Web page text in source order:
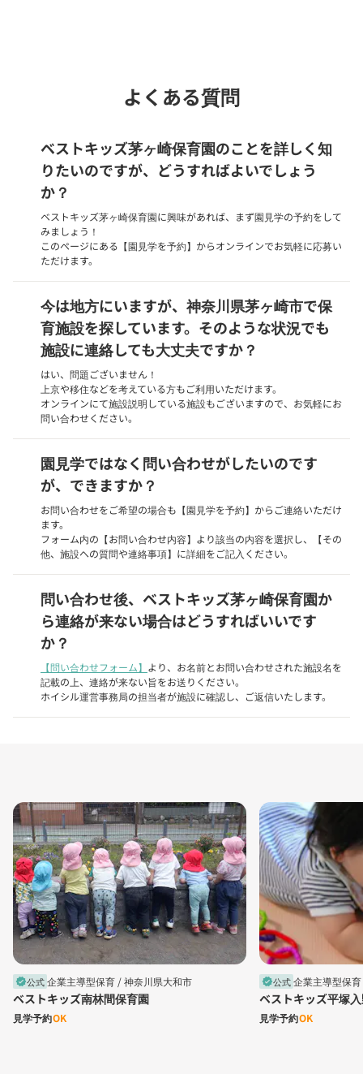
よくある質問
ベストキッズ茅ヶ崎保育園のことを詳しく知
りたいのですが、どうすればよいでしょう
か？
ベストキッズ茅ヶ崎保育園に興味があれば、まず園見学の予約をして
みましょう！
このページにある【園見学を予約】からオンラインでお気軽に応募い
ただけます。
今は地方にいますが、神奈川県茅ヶ崎市で保
育施設を探しています。そのような状況でも
施設に連絡しても大丈夫ですか？
はい、問題ございません！
上京や移住などを考えている方もご利用いただけます。
オンラインにて施設説明している施設もございますので、お気軽にお
問い合わせください。
園見学ではなく問い合わせがしたいのです
が、できますか？
お問い合わせをご希望の場合も【園見学を予約】からご連絡いただけ
ます。
フォーム内の【お問い合わせ内容】より該当の内容を選択し、【その
他、施設への質問や連絡事項】に詳細をご記入ください。
問い合わせ後、ベストキッズ茅ヶ崎保育園か
ら連絡が来ない場合はどうすればいいです
か？
【問い合わせフォーム】 より、お名前とお問い合わせされた施設名を
記載の上、連絡が来ない旨をお送りください。
ホイシル運営事務局の担当者が施設に確認し、ご返信いたします。
verified公式企業主導型保育 /神奈川県大和市
ベストキッズ南林間保育園
見学予約OK
verified公式企業主導型保
ベストキッズ平塚
見学予約OK